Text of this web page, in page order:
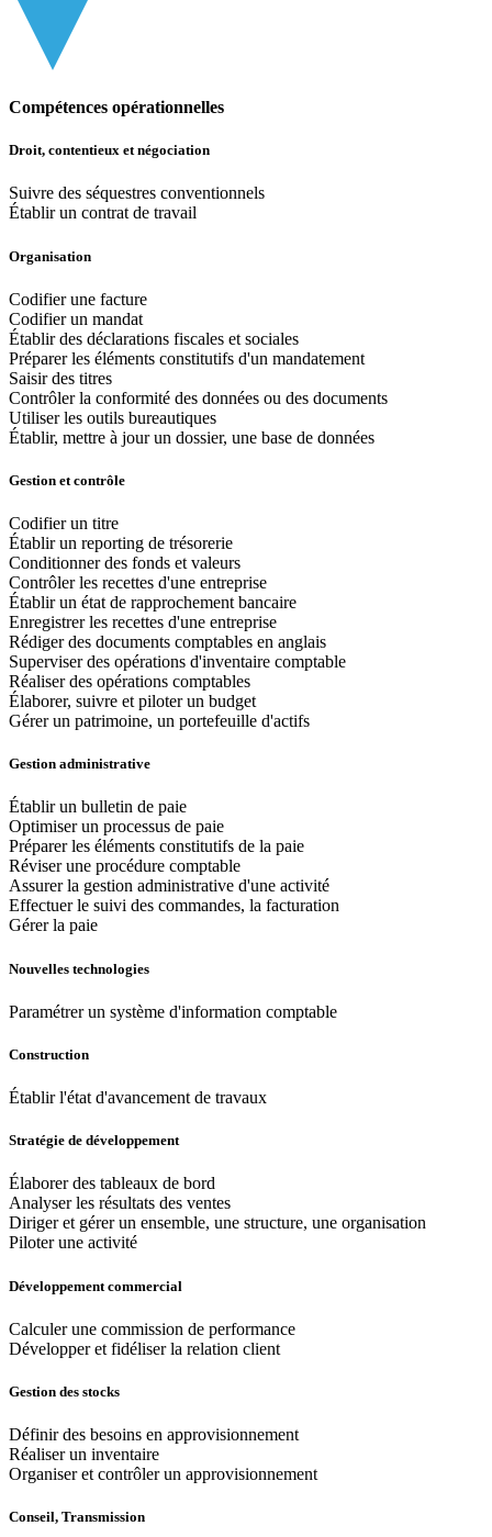
Compétences opérationnelles
Droit, contentieux et négociation
Suivre des séquestres conventionnels
Établir un contrat de travail
Organisation
Codifier une facture
Codifier un mandat
Établir des déclarations fiscales et sociales
Préparer les éléments constitutifs d'un mandatement
Saisir des titres
Contrôler la conformité des données ou des documents
Utiliser les outils bureautiques
Établir, mettre à jour un dossier, une base de données
Gestion et contrôle
Codifier un titre
Établir un reporting de trésorerie
Conditionner des fonds et valeurs
Contrôler les recettes d'une entreprise
Établir un état de rapprochement bancaire
Enregistrer les recettes d'une entreprise
Rédiger des documents comptables en anglais
Superviser des opérations d'inventaire comptable
Réaliser des opérations comptables
Élaborer, suivre et piloter un budget
Gérer un patrimoine, un portefeuille d'actifs
Gestion administrative
Établir un bulletin de paie
Optimiser un processus de paie
Préparer les éléments constitutifs de la paie
Réviser une procédure comptable
Assurer la gestion administrative d'une activité
Effectuer le suivi des commandes, la facturation
Gérer la paie
Nouvelles technologies
Paramétrer un système d'information comptable
Construction
Établir l'état d'avancement de travaux
Stratégie de développement
Élaborer des tableaux de bord
Analyser les résultats des ventes
Diriger et gérer un ensemble, une structure, une organisation
Piloter une activité
Développement commercial
Calculer une commission de performance
Développer et fidéliser la relation client
Gestion des stocks
Définir des besoins en approvisionnement
Réaliser un inventaire
Organiser et contrôler un approvisionnement
Conseil, Transmission